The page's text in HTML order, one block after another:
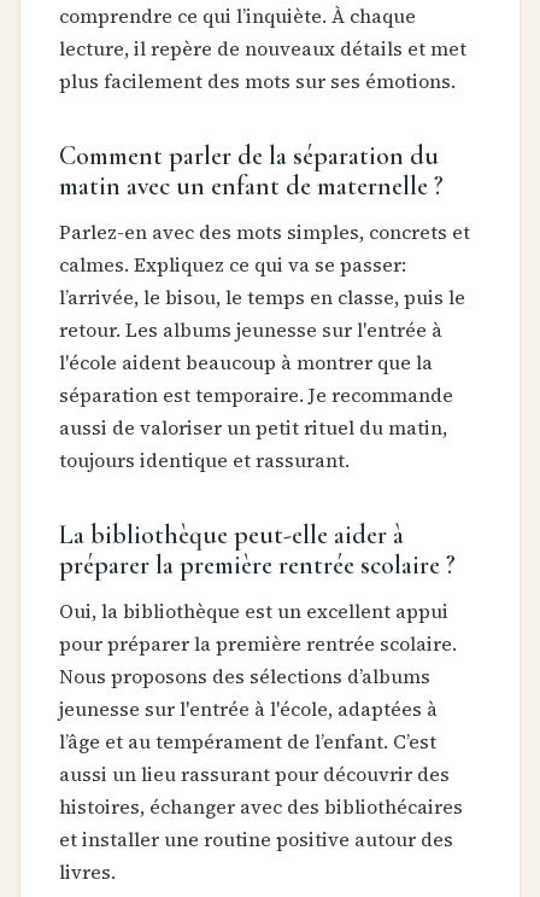
comprendre ce qui l’inquiète. À chaque
lecture, il repère de nouveaux détails et met
plus facilement des mots sur ses émotions.
Comment parler de la séparation du
matin avec un enfant de maternelle ?
Parlez-en avec des mots simples, concrets et
calmes. Expliquez ce qui va se passer:
l’arrivée, le bisou, le temps en classe, puis le
retour. Les albums jeunesse sur l'entrée à
l'école aident beaucoup à montrer que la
séparation est temporaire. Je recommande
aussi de valoriser un petit rituel du matin,
toujours identique et rassurant.
La bibliothèque peut-elle aider à
préparer la première rentrée scolaire ?
Oui, la bibliothèque est un excellent appui
pour préparer la première rentrée scolaire.
Nous proposons des sélections d’albums
jeunesse sur l'entrée à l'école, adaptées à
l’âge et au tempérament de l’enfant. C’est
aussi un lieu rassurant pour découvrir des
histoires, échanger avec des bibliothécaires
et installer une routine positive autour des
livres.